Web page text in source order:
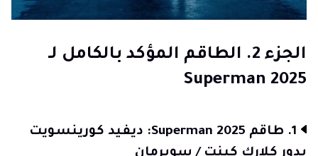
الجزء 2. الطاقم المؤكد بالكامل لـ
Superman 2025
1. طاقم Superman 2025: ديفيد كورينسويت
بدور كلارك كينت / سوبرمان